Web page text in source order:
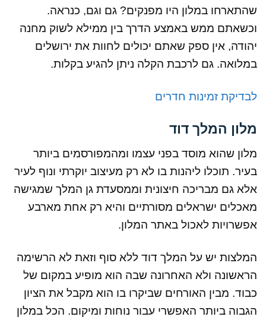
שהתארחו במלון היו מפנקים? גם וגם, כנראה.
וכשאתם ממש באמצע הדרך בין ממילא לשוק מחנה
יהודה, אין ספק שאתם יכולים לחוות את ירושלים
במלואה. גם לרכבת הקלה ניתן להגיע בקלות.
לבדיקת זמינות חדרים
מלון המלך דוד
מלון שהוא מוסד בפני עצמו ומהמפורסמים ביותר
בעיר. תוכלו ליהנות בו לא רק מעיצוב יוקרתי ונוף לעיר
אלא גם מבריכה חיצונית וממסעדת גן המלך שמגישה
מאכלים ישראלים מסורתיים והיא רק אחת מארבע
אפשרויות לאכול באתר המלון.
המלצות יש על המלך דוד ללא סוף וזאת לא הרשימה
הראשונה ולא האחרונה שבה הוא מופיע במקום של
כבוד. מבין האורחים שביקרו בו הוא מקבל את הציון
הגבוה ביותר האפשרי עבור נוחות ומיקום. הכל במלון